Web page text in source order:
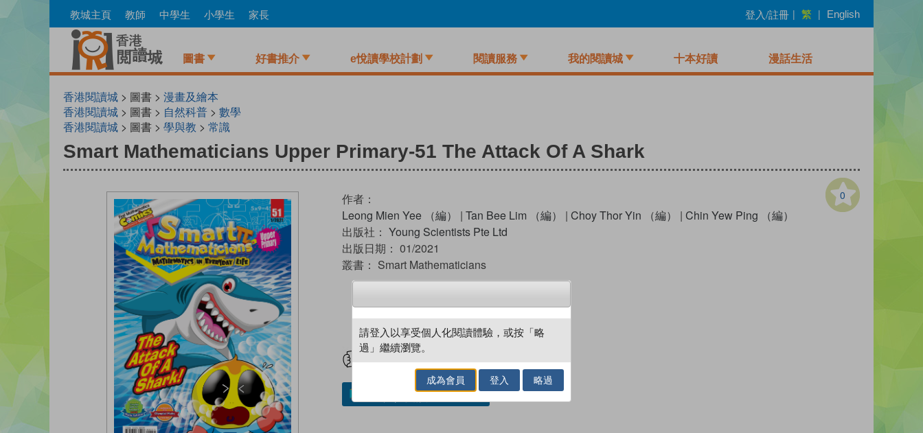
to
教城主頁 教師 中學生 小學生 家長 登入/註冊 | 繁 | English
圖書 好書推介 e悅讀學校計劃 閱讀服務 我的閱讀城 十本好讀 漫話生活
香港閱讀城 > 圖書 > 漫畫及繪本
香港閱讀城 > 圖書 > 自然科普 > 數學
香港閱讀城 > 圖書 > 學與教 > 常識
Smart Mathematicians Upper Primary-51 The Attack Of A Shark
0
作者：
Leong Mien Yee （編）
| Tan Bee Lim （編） | Choy Thor Yin （編） | Chin Yew Ping （編）
出版社： Young Scientists Pte Ltd
出版日期： 01/2021
叢書： Smart Mathematicians
試閲 加入閱讀紀錄
請登入以享受個人化閱讀體驗，或按「略
過」繼續瀏覽。
成為會員 登入 略過